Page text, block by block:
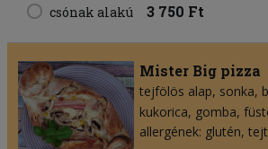
csónak alakú 3 750 Ft
Mister Big pizza
tejfölös alap sonka
kukorica gomba
allergének: glutén,